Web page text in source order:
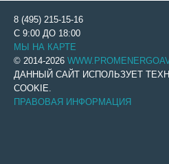
8 (495) 215-15-16
С 9:00 ДО 18:00
МЫ НА КАРТЕ
© 2014-2026
ДАННЫЙ САЙТ ИСПОЛЬЗУЕТ
COOKIE.
ПРАВОВАЯ ИНФОРМАЦИЯ